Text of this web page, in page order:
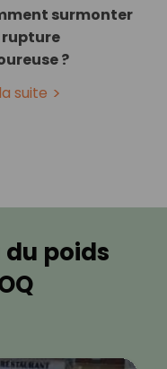
surmonter
rupture
?
suite
du poids